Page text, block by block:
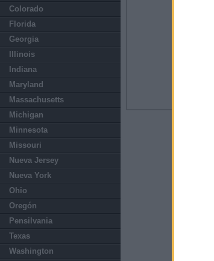
Colorado
Florida
Georgia
Illinois
Indiana
Maryland
Massachusetts
Michigan
Minnesota
Missouri
Nueva Jersey
Nueva York
Ohio
Oregón
Pensilvania
Texas
Washington